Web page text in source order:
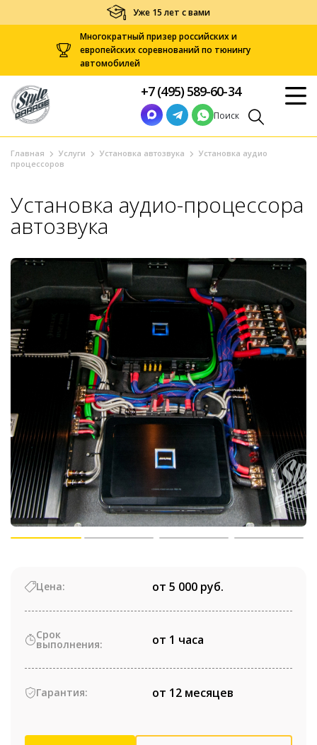
Уже 15 лет с вами
Многократный призер российских и
европейских соревнований по тюнингу
автомобилей
+7 (495) 589-60-34
Поиск
Главная Услуги Установка автозвука
Установка аудио
процессоров
Установка аудио-процессора
автозвука
Цена: от 5 000 руб.
Срок
выполнения: от 1 часа
Гарантия: от 12 месяцев